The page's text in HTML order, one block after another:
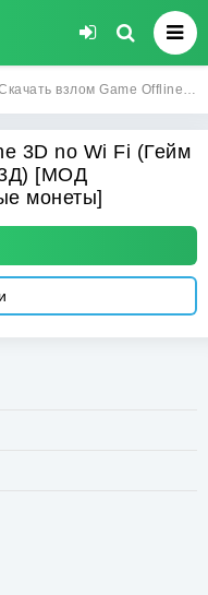
взлом Game Offline 3D no Wi Fi (Гейм Оффлайн 3Д) [МОД Бесконечные монеты] - полная версия apk на Андроид
3D no Wi Fi (Гейм
[МОД
монеты]